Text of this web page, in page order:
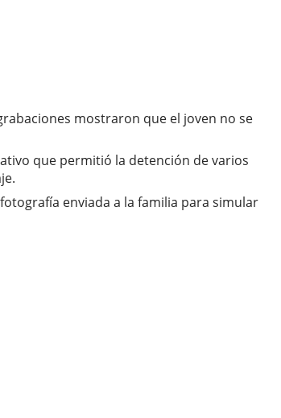
mostraron que el joven no se
que permitió la detención de varios
enviada a la familia para simular